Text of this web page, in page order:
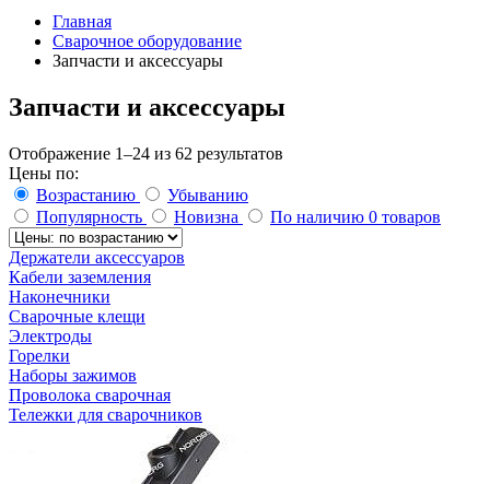
Главная
Сварочное оборудование
Запчасти и аксессуары
Запчасти и аксессуары
Отображение 1–24 из 62 результатов
Цены по:
Возрастанию
Убыванию
Популярность
Новизна По наличию 0 товаров
Держатели аксессуаров
Кабели заземления
Наконечники
Сварочные клещи
Электроды
Горелки
Наборы зажимов
Проволока сварочная
Тележки для сварочников